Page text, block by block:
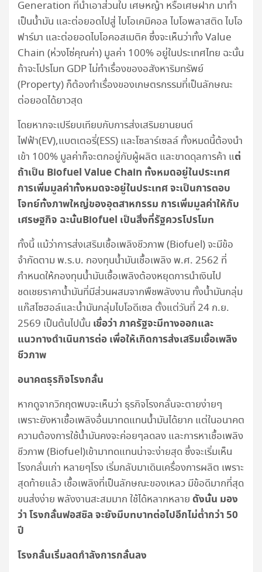
Generation ที่นำเอาส่วนใบ เศษหญ้า หรือเศษฝาก มาทำ
เป็นน้ำมัน และต่อยอดไปสู่ ไบโอเคมิคอล ไบโอพลาสติด ไบโอ
ฟาร์มา และต่อยอดไบโอคอสเมติค ซึ่งจะเห็นว่าทั้ง Value
Chain (ห่วงโซ่คุณค่า) มูลค่า 100% อยู่ในประเทศไทย ฉะนั้น
ถ้าจะโปรโมท GDP ไม่ทำเรื่องของอสังหาริมทรัพย์
(Property) ก็ต้องทำเรื่องของเกษตรกรรมที่เป็นลักษณะ
ต่อยอดได้ยาวสุด
โดยหากจะเปรียบเทียบกับการส่งเสริมยานยนต์
ไฟฟ้า(EV),แบตเตอรี่(ESS) และโซลาร์เซลล์ ทั้งหมดนี้ต้องนำ
เข้า 100% มูลค่าก็จะตกอยู่กับผู้ผลิต และขาดดุลการค้า แต่
ถ้าเป็น Biofuel Value Chain ทั้งหมดอยู่ในประเทศ
การเพิ่มมูลค่าทั้งหมดจะอยู่ในประเทศ จะเป็นการตอบ
โจทย์ทั้งภาพใหญ่ของอุตสาหกรรม การเพิ่มมูลค่าให้กับ
เศรษฐกิจ ฉะนั้นBiofuel เป็นสิ่งที่รัฐควรโปรโมท
ทั้งนี้ แม้ว่าการส่งเสริมเชื้อเพลิงชีวภาพ (Biofuel) จะมีข้อ
จำกัดตาม พ.ร.บ. กองทุนน้ำมันเชื้อเพลิง พ.ศ. 2562 ที่
กำหนดให้กองทุนน้ำมันเชื้อเพลิงต้องหยุดการนำเงินไป
ชดเชยราคาน้ำมันที่มีส่วนผสมจากพืชพลังงาน ทั้งน้ำมันกลุ่ม
แก๊สโซฮอล์และน้ำมันกลุ่มไบโอดีเซล ตั้งแต่วันที่ 24 ก.ย.
2569 เป็นต้นไปนั้น เชื่อว่า ภาครัฐจะมีทางออกและ
แนวทางดำเนินการต่อ เพื่อให้เกิดการส่งเสริมเชื้อเพลิง
ชีวภาพ
อนาคตธุรกิจโรงกลั่น
หากดูจากวิกฤตพบจะเห็นว่า ธุรกิจโรงกลั่นจะตายง่ายๆ
เพราะยังหาเชื้อเพลิงอื่นมาทดแทนน้ำมันได้ยาก แต่ในอนาคต
ความต้องการใช้น้ำมันคงจะค่อยๆลดลง และการหาเชื้อเพลิง
ชีวภาพ (Biofuel)เข้ามาทดแทนน่าจะง่ายสุด ซึ่งจะเริ่มเห็น
โรงกลั่นเก่า หลายๆโรง เริ่มกลับมาเดินเครื่องการผลิต เพราะ
สุดท้ายแล้ว เชื้อเพลิงที่เป็นลักษณะของเหลว มีข้อดีมากที่สุด
ขนส่งง่าย พลังงานสะสมมาก ใช้ได้หลากหลาย ดังนั้น มอง
ว่า โรงกลั่นฟอสซิล จะยังมีบทบาทต่อไปอีกไม่ต่ำกว่า 50
ปี
โรงกลั่นเริ่มลดกำลังการกลั่นลง